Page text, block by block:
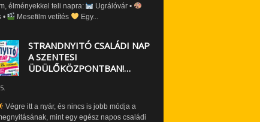
élményekkel teli napra:
Ugrálóvár •
•
Mesefilm vetítés Egy...
STRANDNYITÓ CSALÁDI NAP
A SZENTESI
ÜDÜLŐKÖZPONTBAN!…
Végre itt a nyár, és nincs is jobb módja a
mint egy egész napos családi